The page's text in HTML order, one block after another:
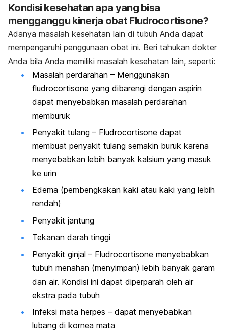
Kondisi kesehatan apa yang bisa
mengganggu kinerja obat Fludrocortisone?
Adanya masalah kesehatan lain di tubuh Anda dapat
mempengaruhi penggunaan obat ini. Beri tahukan dokter
Anda bila Anda memiliki masalah kesehatan lain, seperti:
Masalah perdarahan – Menggunakan
fludrocortisone yang dibarengi dengan aspirin
dapat menyebabkan masalah perdarahan
memburuk
Penyakit tulang – Fludrocortisone dapat
membuat penyakit tulang semakin buruk karena
menyebabkan lebih banyak kalsium yang masuk
ke urin
Edema (pembengkakan kaki atau kaki yang lebih
rendah)
Penyakit jantung
Tekanan darah tinggi
Penyakit ginjal – Fludrocortisone menyebabkan
tubuh menahan (menyimpan) lebih banyak garam
dan air. Kondisi ini dapat diperparah oleh air
ekstra pada tubuh
Infeksi mata herpes – dapat menyebabkan
lubang di kornea mata